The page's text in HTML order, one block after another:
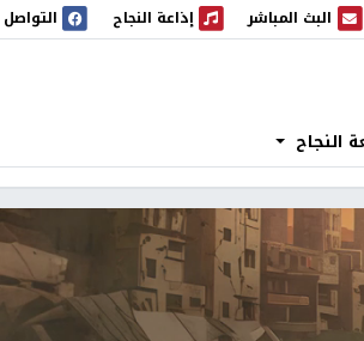
البث المباشر
البث المباشر إذاعة النجاح
إذاعة النجاح
النجاح